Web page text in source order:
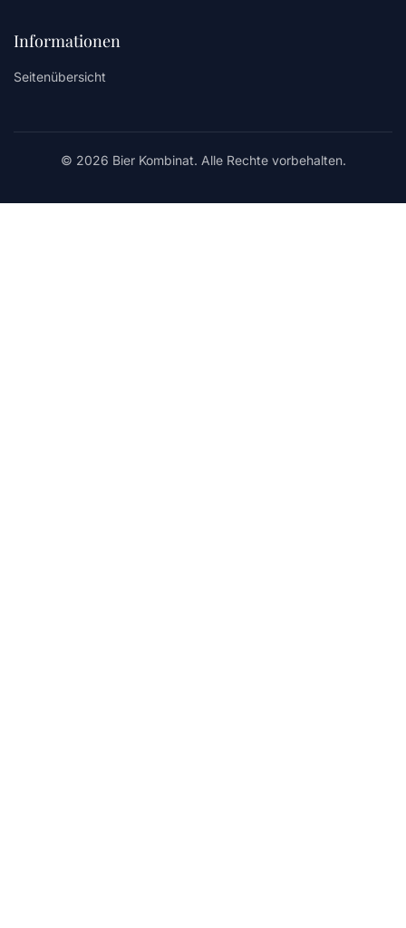
Informationen
Seitenübersicht
© 2026 Bier Kombinat. Alle Rechte vorbehalten.